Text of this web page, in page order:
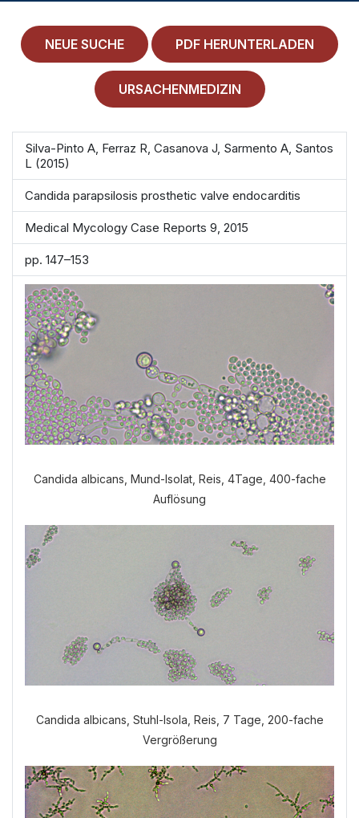
EINLOGGEN
ALLGEMEINE GESCHÄFTSBEDINGUNGEN
NORMAMED SERVICE
Ärztehaus Mitte,
In den Ministergärten 1,
10117 Berlin
49 30 212 34 36 300
service@normamed.com
NEUE SUCHE PDF HERUNTERLADEN
URSACHENMEDIZIN
Silva-Pinto A, Ferraz R, Casanova J, Sarmento A, Santos
L (2015)
Candida parapsilosis prosthetic valve endocarditis
Medical Mycology Case Reports 9, 2015
pp. 147–153
Candida albicans, Mund-Isolat, Reis, 4Tage, 400-fache
Auflösung
Candida albicans, Stuhl-Isola, Reis, 7 Tage, 200-fache
Vergrößerung